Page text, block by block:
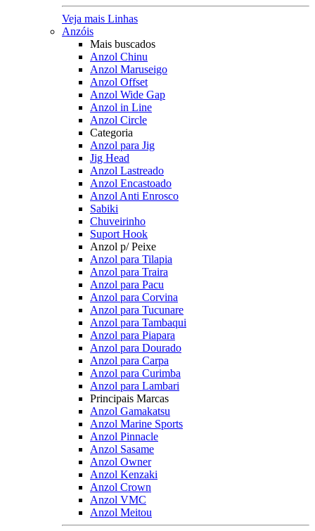
Veja mais Linhas
Anzóis
Mais buscados
Anzol Chinu
Anzol Maruseigo
Anzol Offset
Anzol Wide Gap
Anzol in Line
Anzol Circle
Categoria
Anzol para Jig
Jig Head
Anzol Lastreado
Anzol Encastoado
Anzol Anti Enrosco
Sabiki
Chuveirinho
Suport Hook
Anzol p/ Peixe
Anzol para Tilapia
Anzol para Traira
Anzol para Pacu
Anzol para Corvina
Anzol para Tucunare
Anzol para Tambaqui
Anzol para Piapara
Anzol para Dourado
Anzol para Carpa
Anzol para Curimba
Anzol para Lambari
Principais Marcas
Anzol Gamakatsu
Anzol Marine Sports
Anzol Pinnacle
Anzol Sasame
Anzol Owner
Anzol Kenzaki
Anzol Crown
Anzol VMC
Anzol Meitou